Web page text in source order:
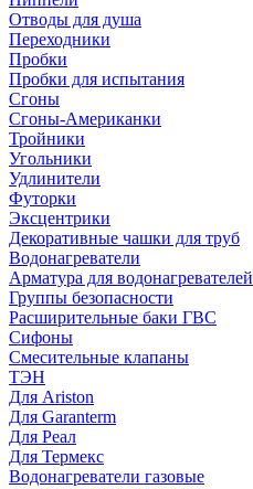
Отводы для душа
Переходники
Пробки
Пробки для испытания
Сгоны
Сгоны-Американки
Тройники
Угольники
Удлинители
Футорки
Эксцентрики
Декоративные чашки для труб
Водонагреватели
Арматура для водонагревателей
Группы безопасности
Расширительные баки ГВС
Сифоны
Смесительные клапаны
ТЭН
Для Ariston
Для Garanterm
Для Реал
Для Термекс
Водонагреватели газовые